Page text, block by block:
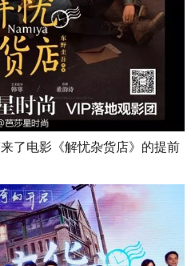
了电影《解忧杂货店》的提前